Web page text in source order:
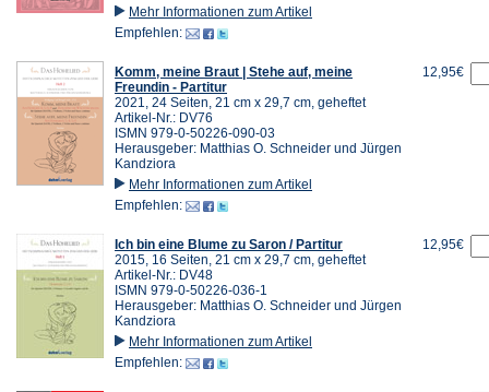
Mehr Informationen zum Artikel
Empfehlen:
Komm, meine Braut | Stehe auf, meine
Freundin - Partitur
2021, 24 Seiten, 21 cm x 29,7 cm, geheftet
Artikel-Nr.: DV76
ISMN 979-0-50226-090-03
Herausgeber: Matthias O. Schneider und Jürgen
Kandziora
Mehr Informationen zum Artikel
Empfehlen:
12,95€
Ich bin eine Blume zu Saron / Partitur
2015, 16 Seiten, 21 cm x 29,7 cm, geheftet
Artikel-Nr.: DV48
ISMN 979-0-50226-036-1
Herausgeber: Matthias O. Schneider und Jürgen
Kandziora
Mehr Informationen zum Artikel
Empfehlen:
12,95€